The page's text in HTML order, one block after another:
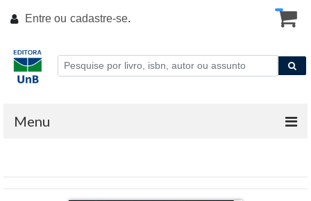
Entre ou cadastre-se.
Menu